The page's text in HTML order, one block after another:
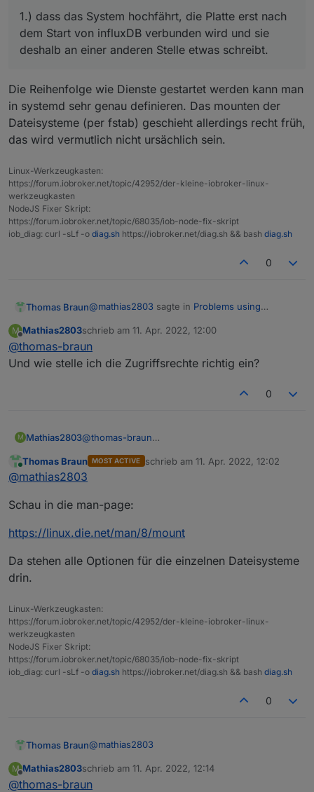
2.) dass nach dem Neustart die Zugriffsrechte
der Platte nicht richtig sind (diese muss ich nach
dem Löschen und wieder herstellen manuell
setzten) und deshalb influxDB den Fehler macht.
über alle Tipps. Danke
1.) dass das System hochfährt, die Platte erst nach
dem Start von influxDB verbunden wird und sie
deshalb an einer anderen Stelle etwas schreibt.
Die Reihenfolge wie Dienste gestartet werden kann man
in systemd sehr genau definieren. Das mounten der
Dateisysteme (per fstab) geschieht allerdings recht früh,
das wird vermutlich nicht ursächlich sein.
Linux-Werkzeugkasten:
https://forum.iobroker.net/topic/42952/der-kleine-iobroker-linux-
werkzeugkasten
NodeJS Fixer Skript:
https://forum.iobroker.net/topic/68035/iob-node-fix-skript
iob_diag: curl -sLf -o diag.sh https://iobroker.net/diag.sh && bash diag.sh
0
Thomas Braun@mathias2803 sagte in Problems using
erst nach dem Start von influxDB
verbunden wird und sie deshalb an einer
Die Reihenfolge wie Dienste gestartet werden
Das mounten der Dateisysteme (per fstab)
M
Offline
Mathias2803schrieb am 11. Apr. 2022, 12:00
zuletzt editiert von
@thomas-braun
Und wie stelle ich die Zugriffsrechte richtig ein?
0
M Mathias2803@thomas-braun
Online
Thomas Braun MOST ACTIVE schrieb am 11. Apr. 2022, 12:02
zuletzt editiert von
@mathias2803
Schau in die man-page:
https://linux.die.net/man/8/mount
Da stehen alle Optionen für die einzelnen Dateisysteme
drin.
Linux-Werkzeugkasten:
https://forum.iobroker.net/topic/42952/der-kleine-iobroker-linux-
werkzeugkasten
NodeJS Fixer Skript:
https://forum.iobroker.net/topic/68035/iob-node-fix-skript
iob_diag: curl -sLf -o diag.sh https://iobroker.net/diag.sh && bash diag.sh
0
Thomas Braun@mathias2803
Schau in die man-page:
M
Offline
Mathias2803schrieb am 11. Apr. 2022, 12:14
zuletzt editiert von
@thomas-braun